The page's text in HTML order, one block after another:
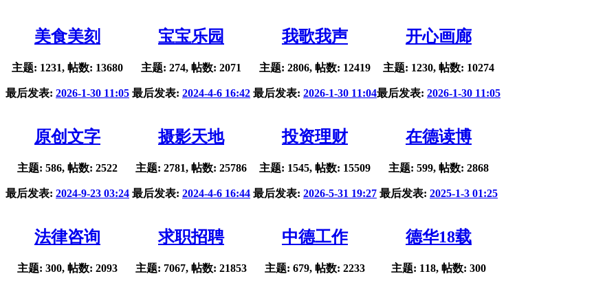
美食美刻
主题: 1231, 帖数: 13680
最后发表: 2026-1-30 11:05
宝宝乐园
主题: 274, 帖数: 2071
最后发表: 2024-4-6 16:42
我歌我声
主题: 2806, 帖数: 12419
最后发表: 2026-1-30 11:04
开心画廊
主题: 1230, 帖数: 10274
最后发表: 2026-1-30 11:05
原创文字
主题: 586, 帖数: 2522
最后发表: 2024-9-23 03:24
摄影天地
主题: 2781, 帖数: 25786
最后发表: 2024-4-6 16:44
投资理财
主题: 1545, 帖数: 15509
最后发表: 2026-5-31 19:27
在德读博
主题: 599, 帖数: 2868
最后发表: 2025-1-3 01:25
法律咨询
主题: 300, 帖数: 2093
求职招聘
主题: 7067, 帖数: 21853
中德工作
主题: 679, 帖数: 2233
德华18载
主题: 118, 帖数: 300